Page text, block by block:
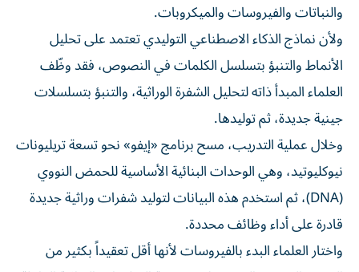
والنباتات والفيروسات والميكروبات.
ولأن نماذج الذكاء الاصطناعي التوليدي تعتمد على تحليل
الأنماط والتنبؤ بتسلسل الكلمات في النصوص، فقد وظّف
العلماء المبدأ ذاته لتحليل الشفرة الوراثية، والتنبؤ بتسلسلات
جينية جديدة، ثم توليدها.
وخلال عملية التدريب، مسح برنامج «إيفو» نحو تسعة تريليونات
نيوكليوتيد، وهي الوحدات البنائية الأساسية للحمض النووي
(DNA)، ثم استخدم هذه البيانات لتوليد شفرات وراثية جديدة
قادرة على أداء وظائف محددة.
واختار العلماء البدء بالفيروسات لأنها أقل تعقيداً بكثير من